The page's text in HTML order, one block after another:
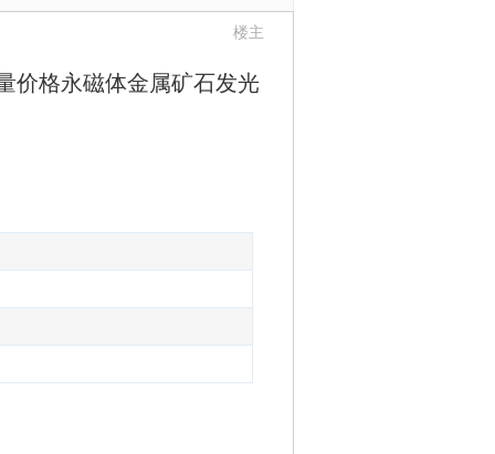
楼主
价格永磁体金属矿石发光